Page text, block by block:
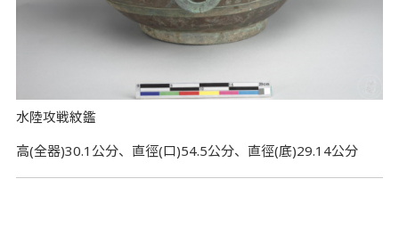
水陸攻戦紋鑑
高(全器)30.1公分、直徑(口)54.5公分、直徑(底)29.14公分